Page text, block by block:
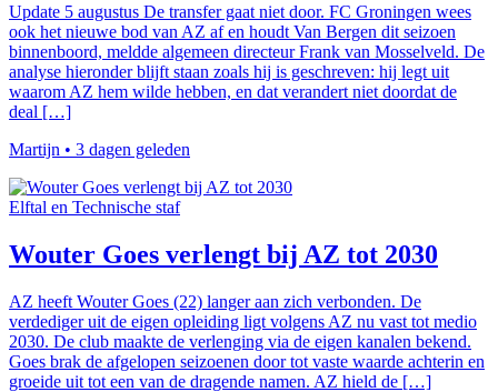
Update 5 augustus De transfer gaat niet door. FC Groningen wees
ook het nieuwe bod van AZ af en houdt Van Bergen dit seizoen
binnenboord, meldde algemeen directeur Frank van Mosselveld. De
analyse hieronder blijft staan zoals hij is geschreven: hij legt uit
waarom AZ hem wilde hebben, en dat verandert niet doordat de
deal […]
Martijn • 3 dagen geleden
Elftal en Technische staf
Wouter Goes verlengt bij AZ tot 2030
AZ heeft Wouter Goes (22) langer aan zich verbonden. De
verdediger uit de eigen opleiding ligt volgens AZ nu vast tot medio
2030. De club maakte de verlenging via de eigen kanalen bekend.
Goes brak de afgelopen seizoenen door tot vaste waarde achterin en
groeide uit tot een van de dragende namen. AZ hield de […]